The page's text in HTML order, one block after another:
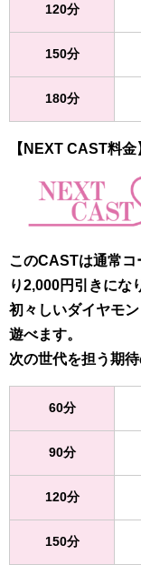
120分
150分
180分
【NEXT CAST料金
このCASTは通常
り2,000円引きにな
初々しいダイヤモ
遊べます。
次の世代を担う期待
60分
90分
120分
150分